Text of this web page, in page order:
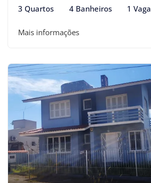
3 Quartos 4 Banheiros 1 Vaga
Mais informações